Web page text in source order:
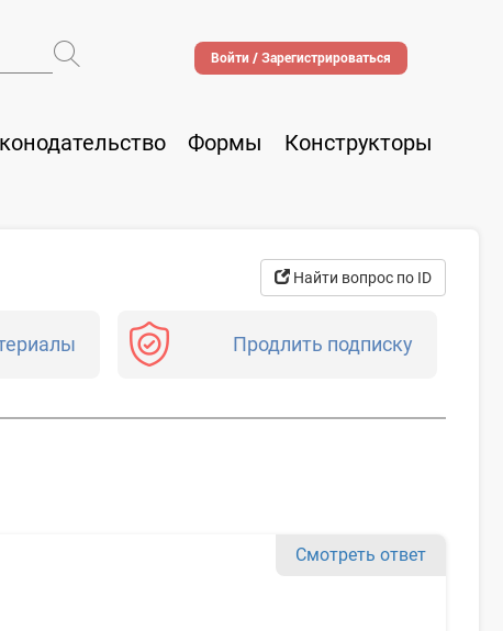
Войти / Зарегистрироваться
Формы
Конструкторы
Найти вопрос по ID
Продлить подписку
Смотреть ответ